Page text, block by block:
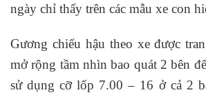
ngày chỉ thấy trên các mẫu xe con
Gương chiếu hậu theo xe được
mở rộng tầm nhìn bao quát 2 bên
sử dụng cỡ lốp 7.00 – 16 ở cả 2